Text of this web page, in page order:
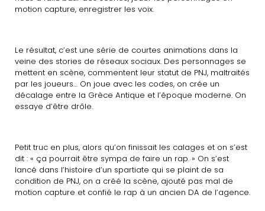
motion capture, enregistrer les voix.
Le résultat, c’est une série de courtes animations dans la
veine des stories de réseaux sociaux. Des personnages se
mettent en scène, commentent leur statut de PNJ, maltraités
par les joueurs… On joue avec les codes, on crée un
décalage entre la Grèce Antique et l’époque moderne. On
essaye d’être drôle.
Petit truc en plus, alors qu’on finissait les calages et on s’est
dit : « ça pourrait être sympa de faire un rap. » On s’est
lancé dans l’histoire d’un spartiate qui se plaint de sa
condition de PNJ, on a créé la scène, ajouté pas mal de
motion capture et confié le rap à un ancien DA de l’agence.